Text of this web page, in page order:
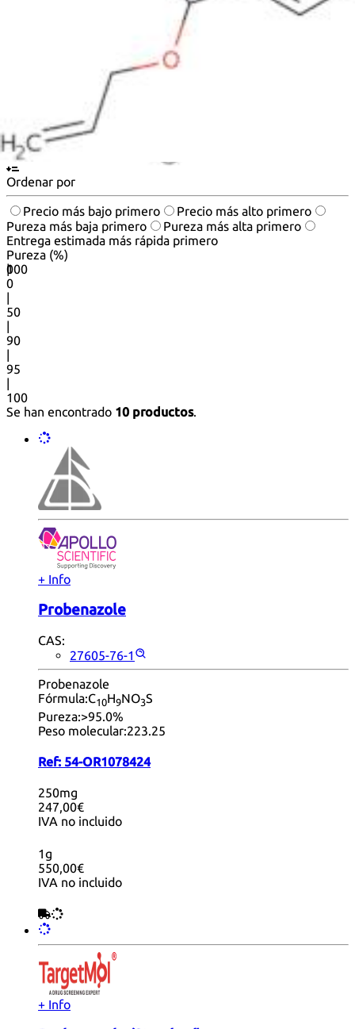
3-(2-propenyloxy)-1,2-benzisothiazole1,1-dioxide
ALLYLOXY-1,2-BENZ[D]ISOTHIAZOLE-1,1-DIOXIDE
3-Allyloxy-1,2-benzoisothiazole 1,1-dioxide
ORYZAMATE(R)
Ver más sinónimos
Vista predeterminada
Vista tabla
Ordenar por
Precio más bajo primero
Precio más alto primero
Pureza más baja primero
Pureza más alta primero
Entrega estimada más rápida primero
Pureza (%)
0
100
|
0
|
50
|
90
|
95
|
100
Se han encontrado 10 productos.
+ Info
Probenazole
CAS:
27605-76-1
Probenazole
Fórmula:C10H9NO3S
Pureza:>95.0%
Peso molecular:223.25
Ref: 54-OR1078424
250mg
247,00€
IVA no incluido
1g
550,00€
IVA no incluido
+ Info